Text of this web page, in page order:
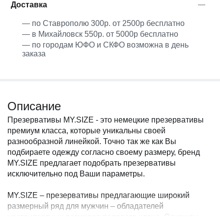
Доставка
— по Ставрополю 300р. от 2500р бесплатно
— в Михайловск 550р. от 5000р бесплатно
— по городам ЮФО и СКФО возможна в день
заказа
Описание
Презервативы MY.SIZE - это немецкие презервативы
премиум класса, которые уникальны своей
разнообразной линейкой. Точно так же как Вы
подбираете одежду согласно своему размеру, бренд
MY.SIZE предлагает подобрать презервативы
исключительно под Ваши параметры.
MY.SIZE – презервативы предлагающие широкий
размерный ряд для мужчин – обладателей
нестандартных размеров полового члена. Однажды